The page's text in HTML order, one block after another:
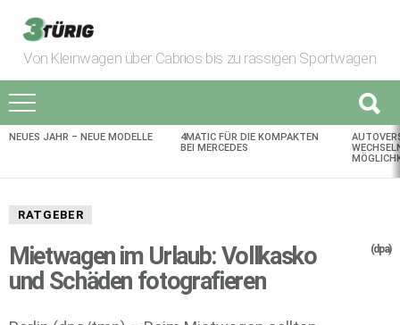
Von Kleinwagen über Cabrios bis zu rassigen Sportwagen
AKTUELLES
NEUES JAHR – NEUE MODELLE
4MATIC FÜR DIE KOMPAKTEN
BEI MERCEDES
RATGEBER
Mietwagen im Urlaub: Vollkasko
und Schäden fotografieren
(dpa)